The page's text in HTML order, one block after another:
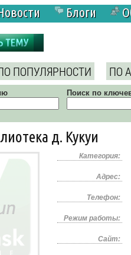
Блоги
ПОПУЛЯРНОСТИ ПО
Поиск по
д. Кукуи
Категория:
Адрес:
Телефон:
Режим работы:
Сайт: